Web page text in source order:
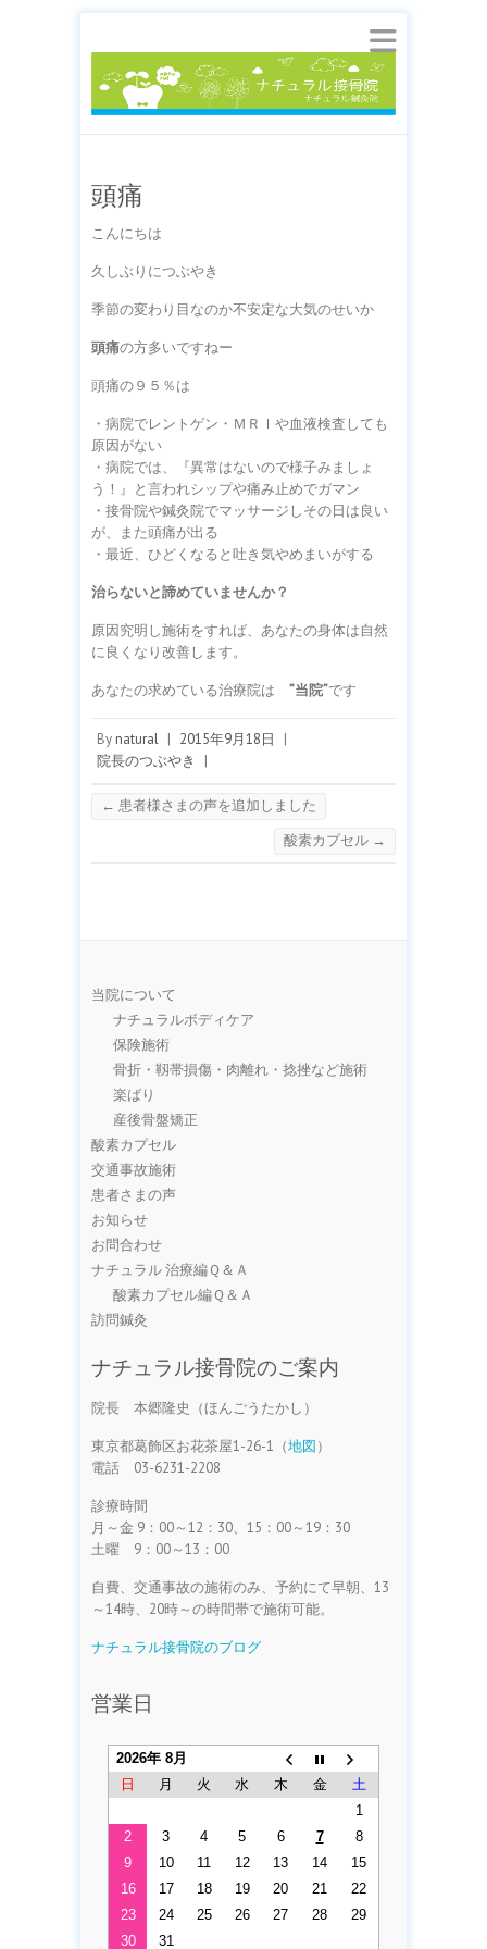
頭痛
こんにちは
久しぶりにつぶやき
季節の変わり目なのか不安定な大気のせいか
頭痛の方多いですねー
頭痛の９５％は
・病院でレントゲン・ＭＲＩや血液検査しても
原因がない
・病院では、『異常はないので様子みましょ
う！』と言われシップや痛み止めでガマン
・接骨院や鍼灸院でマッサージしその日は良い
が、また頭痛が出る
・最近、ひどくなると吐き気やめまいがする
治らないと諦めていませんか？
原因究明し施術をすれば、あなたの身体は自然
に良くなり改善します。
あなたの求めている治療院は ”当院”です
By natural | 2015年9月18日
|
院長のつぶやき
|
← 患者様さまの声を追加しました
酸素カプセル →
当院について
ナチュラルボディケア
保険施術
骨折・靱帯損傷・肉離れ・捻挫など施術
楽ばり
産後骨盤矯正
酸素カプセル
交通事故施術
患者さまの声
お知らせ
お問合わせ
ナチュラル 治療編Ｑ＆Ａ
酸素カプセル編Ｑ＆Ａ
訪問鍼灸
ナチュラル接骨院のご案内
院長 本郷隆史（ほんごうたかし）
東京都葛飾区お花茶屋1-26-1（地図）
電話 03-6231-2208
診療時間
月～金 9：00～12：30、15：00～19：30
土曜 9：00～13：00
自費、交通事故の施術のみ、予約にて早朝、13
～14時、20時～の時間帯で施術可能。
ナチュラル接骨院のブログ
営業日
2026年 8月
日
月 火 水 木 金
土
1
2
3 4 5 6 7
8
9
10 11 12 13 14
15
16
17 18 19 20 21
22
23
24 25 26 27 28
29
30
31